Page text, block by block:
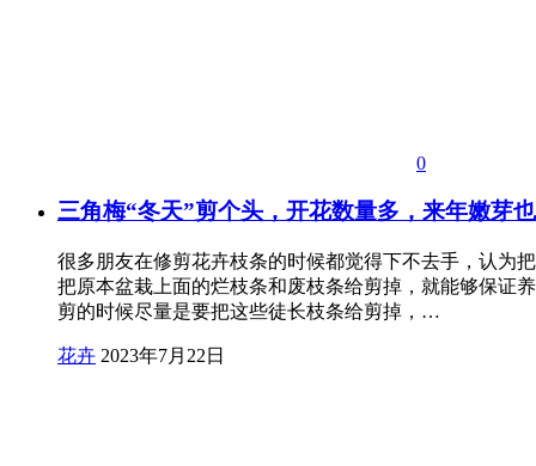
0
三角梅“冬天”剪个头，开花数量多，来年嫩芽
很多朋友在修剪花卉枝条的时候都觉得下不去手，认为
把原本盆栽上面的烂枝条和废枝条给剪掉，就能够保证
剪的时候尽量是要把这些徒长枝条给剪掉，…
花卉 2023年7月22日